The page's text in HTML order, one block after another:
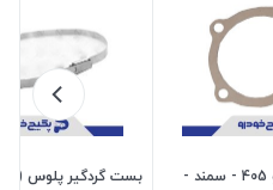
واشر واتر پمپ پژو 405 - سمند -
بست گردگیر پلوس (